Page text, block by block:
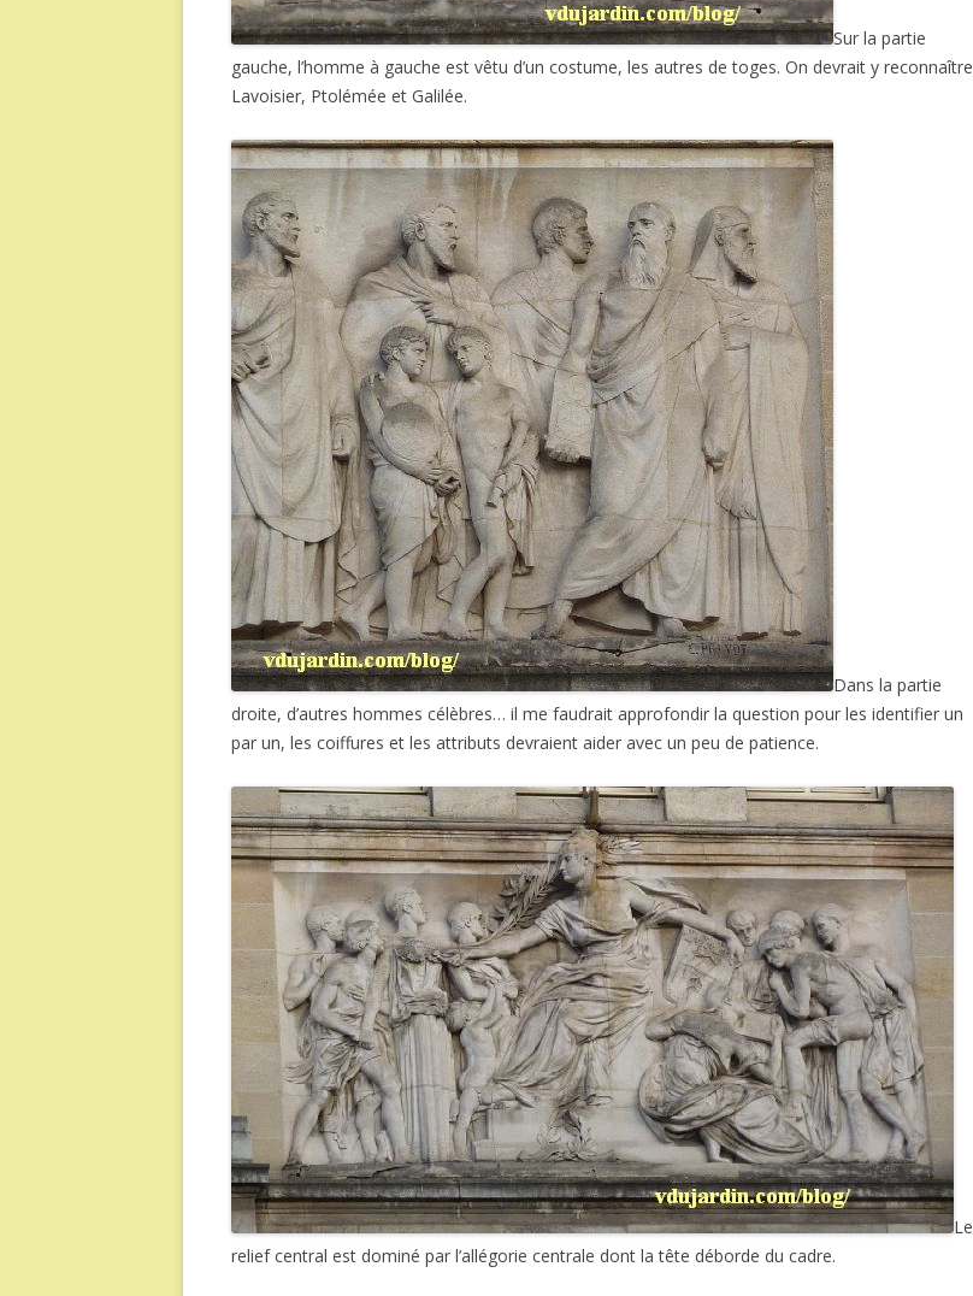
Sur la partie
gauche, l’homme à gauche est vêtu d’un costume, les autres de toges. On devrait y reconnaître
Lavoisier, Ptolémée et Galilée.
Dans la partie
droite, d’autres hommes célèbres… il me faudrait approfondir la question pour les identifier un
par un, les coiffures et les attributs devraient aider avec un peu de patience.
Le
relief central est dominé par l’allégorie centrale dont la tête déborde du cadre.